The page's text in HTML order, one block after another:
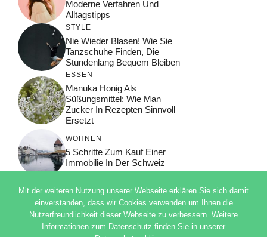
Moderne Verfahren Und
Alltagstipps
STYLE
Nie Wieder Blasen! Wie Sie
Tanzschuhe Finden, Die
Stundenlang Bequem Bleiben
ESSEN
Manuka Honig Als
Süßungsmittel: Wie Man
Zucker In Rezepten Sinnvoll
Ersetzt
WOHNEN
5 Schritte Zum Kauf Einer
Immobilie In Der Schweiz
© 2026 ADSIMPLE
DATENSCHUTZERKLÄRUNG
Mit der weiteren Nutzung unserer Webseite erklären Sie sich damit
einverstanden, dass wir Cookies verwenden um Ihnen die
Nutzerfreundlichkeit dieser Webseite zu verbessern. Weitere
Informationen zum Datenschutz finden Sie in unserer